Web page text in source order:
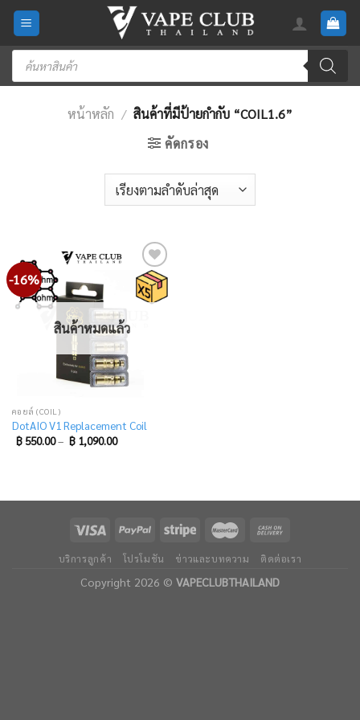
Skip
content
Products
search
หน้าหลัก / สินค้าที่มีป้ายกำกับ “COIL1.6”
คัดกรอง
-16%
Add
to
wishlist
สินค้าหมดแล้ว
คอยล์ (COIL)
DotAIO V1 Replacement Coil
฿550.00– ฿ 1,090.00
บริการลูกค้า โปรโมชัน ข่าวและบทความ ติดต่อเรา
Copyright 2026 © VAPECLUBTHAILAND